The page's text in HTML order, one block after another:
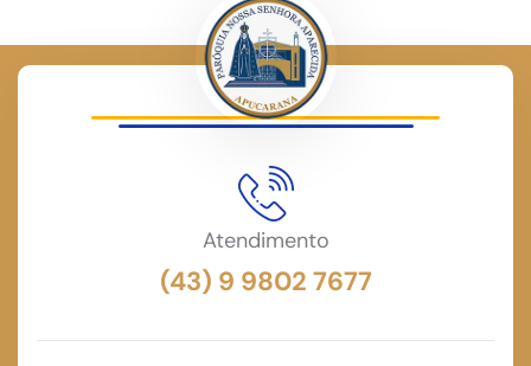
Atendimento
(43) 9 9802 7677